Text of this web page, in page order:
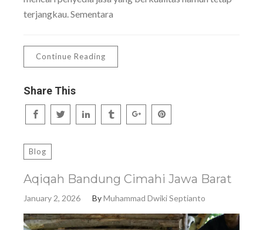
terjangkau. Sementara
Continue Reading
Share This
Blog
Aqiqah Bandung Cimahi Jawa Barat
January 2, 2026 ByMuhammad Dwiki Septianto